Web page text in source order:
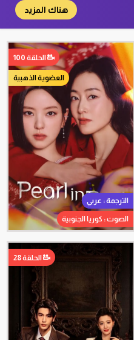
هناك المزيد
العضوية الذهبية
الترجمة : عربي
الصوت : كوريا الجنوبية
الحلقة 100
الحلقة 28